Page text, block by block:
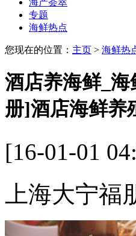
海产荟萃
专题
海鲜热点
您现在的位置： 主页 > 海鲜热
酒店养海鲜_
册]酒店海鲜养
[16-01-01
上海大宁